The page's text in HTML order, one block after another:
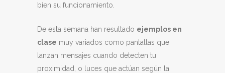
bien su funcionamiento.
De esta semana han resultado ejemplos en
clase muy variados como pantallas que
lanzan mensajes cuando detecten tu
proximidad, o luces que actúan según la